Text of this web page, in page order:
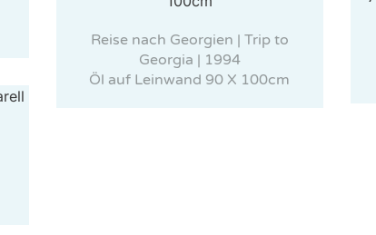
Reise nach Georgien | Trip to
Georgia | 1994
Öl auf Leinwand 90 X 100cm